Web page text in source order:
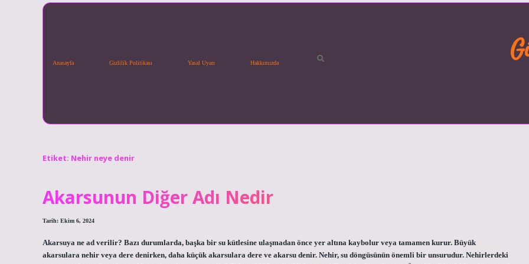
Anasayfa Gizlilik Politikası Yasal Uyarı Hakkımızda
Etiket: Nehir neye denir
Akarsunun Diğer Adı Nedir
Tarih: Ekim 6, 2024
Akarsuya ne ad verilir? Bazı durumlarda, başka bir su kütlesine ulaşmadan önce yer altına kaybolur veya tamamen kurur. Büyük
akarsulara nehir veya dere denirken, daha küçük akarsulara dere ve akarsu denir. Nehir, su döngüsünün önemli bir unsurudur. Nehirlerdeki